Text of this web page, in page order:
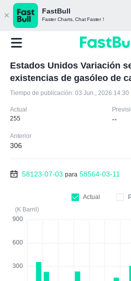
FastBull
Faster Charts, Chat Faster！
Estados Unidos Variación
existencias de gasóleo de
Tiempo de publicación: 03 Jun., 2026 14:30
Actual
255
--
Anterior
306
58123-07-03 para 58564-03-11
Actual
(K Barril)